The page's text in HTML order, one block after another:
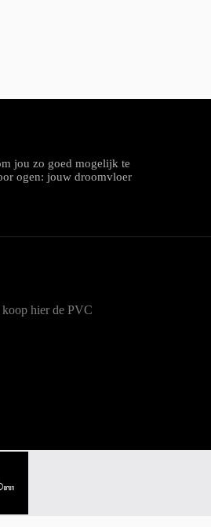
jou zo goed mogelijk te
ogen: jouw droomvloer
koop hier de PVC